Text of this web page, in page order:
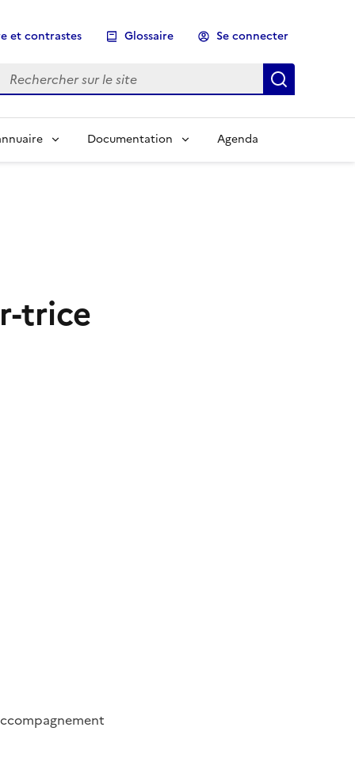
et contrastes Glossaire Se connecter
Rechercher sur le site
Documentation Agenda
trice